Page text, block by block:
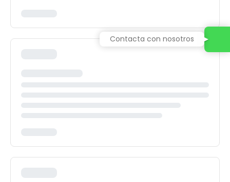
Contacta con nosotros